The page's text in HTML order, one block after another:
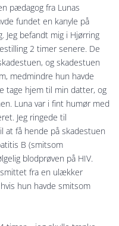
pædagog fra Lunas
fundet en kanyle på
Jeg befandt mig i Hjørring
2 timer senere. De
og skadestuen
medmindre hun havde
tage hjem til min datter, og
Luna var i fint humør med
Jeg ringede til
få hende på skadestuen
B (smitsom
blodprøven på HIV.
fra en ulækker
hun havde smitsom